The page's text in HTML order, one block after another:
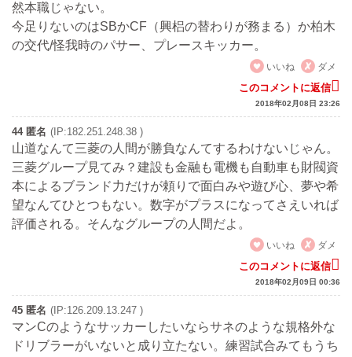
然本職じゃない。
今足りないのはSBかCF（興梠の替わりが務まる）か柏木
の交代/怪我時のパサー、プレースキッカー。
いいね
ダメ
このコメントに返信
2018年02月08日 23:26
44 匿名 (IP:182.251.248.38 )
山道なんて三菱の人間が勝負なんてするわけないじゃん。
三菱グループ見てみ？建設も金融も電機も自動車も財閥資
本によるブランド力だけが頼りで面白みや遊び心、夢や希
望なんてひとつもない。数字がプラスになってさえいれば
評価される。そんなグループの人間だよ。
いいね
ダメ
このコメントに返信
2018年02月09日 00:36
45 匿名 (IP:126.209.13.247 )
マンCのようなサッカーしたいならサネのような規格外な
ドリブラーがいないと成り立たない。練習試合みてもうち